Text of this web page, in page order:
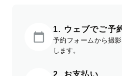
1. ウェブでご予
予約フォームから撮
します。